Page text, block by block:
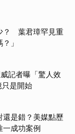
？ 葉君璋罕見重
」
記者曝「驚人效
是開始
還是錯？美媒點歷
一成功案例